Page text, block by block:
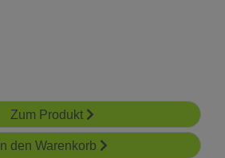
Zum Produkt
In den Warenkorb